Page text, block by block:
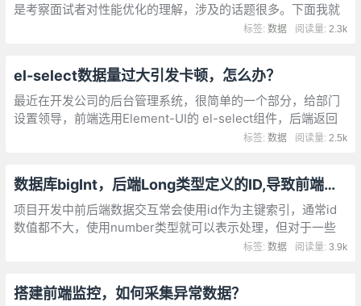
是考察面试者对性能优化的理解，涉及的话题很多。下面我就
阅读量: 2.3k
标签:数据
el-select数据量过大引发卡顿，怎么办？
最近在开发公司的后台管理系统，很简单的一个部分，给部门
设置领导，前端选用Element-UI的 el-select组件，后端返回
的可选人员列表为当前操作人有权控制的每一个人。
阅读量: 2.5k
标签:数据
数据库bigInt，后端Long类型定义的ID,导致前端与后台不一致
项目开发中前后端数据交互常会使用id作为主键索引，通常id
数值都不大，使用number类型就可以表示处理，但对于一些
分布式id或其他情况，后台数据库使用雪花ID，数据库使用
阅读量:3.9k
标签:数据
搭建前端监控，如何采集异常数据？